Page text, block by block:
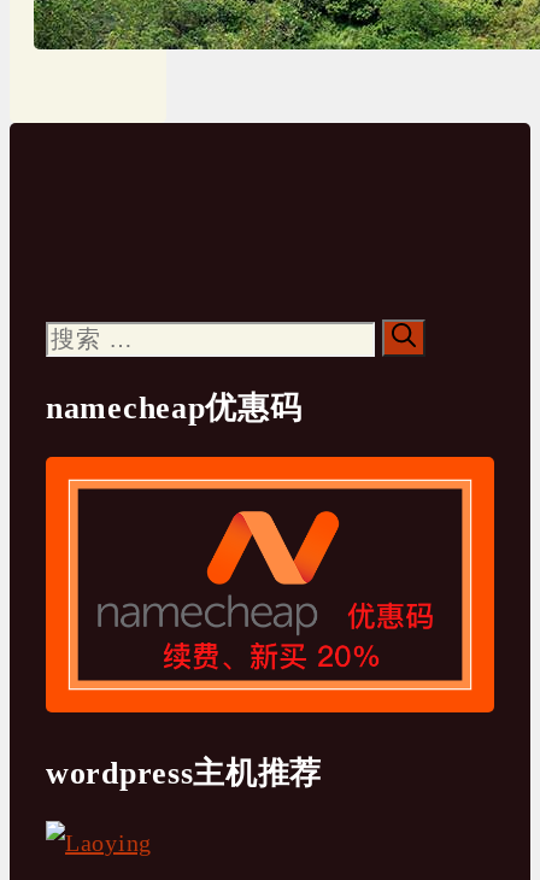
搜
namecheap优惠码
wordpress主机推荐